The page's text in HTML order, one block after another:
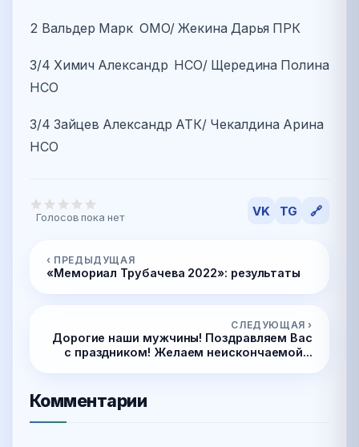
2 Вальдер Марк ОМО/ Жекина Дарья ПРК
3/4 Химич Александр НСО/ Щередина Полина
НСО
3/4 Зайцев Александр АТК/ Чекалдина Арина
НСО
Голосов пока нет VK TG 🔗
‹ ПРЕДЫДУЩАЯ
«Мемориал Трубачева 2022»: результаты
СЛЕДУЮЩАЯ ›
Дорогие наши мужчины! Поздравляем Вас
с праздником! Желаем неискончаемой...
Комментарии